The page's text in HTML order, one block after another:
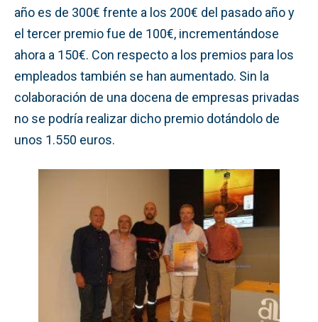
año es de 300€ frente a los 200€ del pasado año y
el tercer premio fue de 100€, incrementándose
ahora a 150€. Con respecto a los premios para los
empleados también se han aumentado. Sin la
colaboración de una docena de empresas privadas
no se podría realizar dicho premio dotándolo de
unos 1.550 euros.